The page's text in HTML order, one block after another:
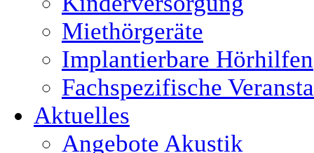
Miethörgeräte
Implantierbare Hörhilfen
Fachspezifische
Aktuelles
Angebote Akustik